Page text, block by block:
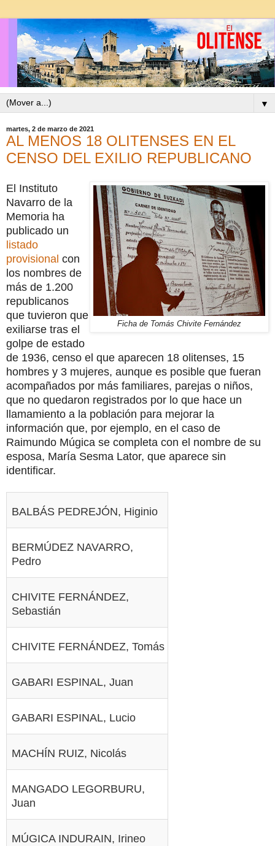
▼
martes, 2 de marzo de 2021
AL MENOS 18 OLITENSES EN EL
CENSO DEL EXILIO REPUBLICANO
Ficha de Tomás Chivite Fernández
El Instituto
Navarro de la
Memoria ha
publicado un
listado
provisional con
los nombres de
más de 1.200
republicanos
que tuvieron que
exiliarse tras el
golpe de estado
de 1936, censo el que aparecen 18 olitenses, 15
hombres y 3 mujeres, aunque es posible que fueran
acompañados por más familiares, parejas o niños,
que no quedaron registrados por lo que hace un
llamamiento a la población para mejorar la
información que, por ejemplo, en el caso de
Raimundo Múgica se completa con el nombre de su
esposa, María Sesma Lator, que aparece sin
identificar.
BALBÁS PEDREJÓN, Higinio
BERMÚDEZ NAVARRO,
Pedro
CHIVITE FERNÁNDEZ,
Sebastián
CHIVITE FERNÁNDEZ, Tomás
GABARI ESPINAL, Juan
GABARI ESPINAL, Lucio
MACHÍN RUIZ, Nicolás
MANGADO LEGORBURU,
Juan
MÚGICA INDURAIN, Irineo